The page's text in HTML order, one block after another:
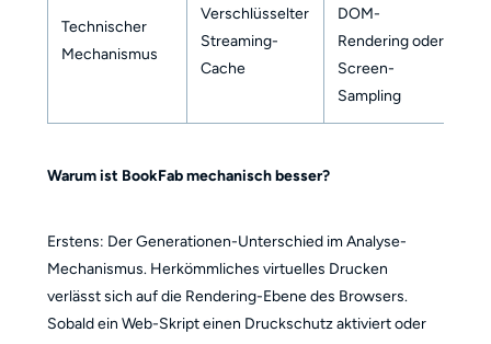
Technischer
Mechanismus
Verschlüsselter
Streaming-
Cache
DOM-
Rendering oder
Screen-
Sampling
Warum ist BookFab mechanisch besser?
Erstens: Der Generationen-Unterschied im Analyse-
Mechanismus. Herkömmliches virtuelles Drucken
verlässt sich auf die Rendering-Ebene des Browsers.
Sobald ein Web-Skript einen Druckschutz aktiviert oder